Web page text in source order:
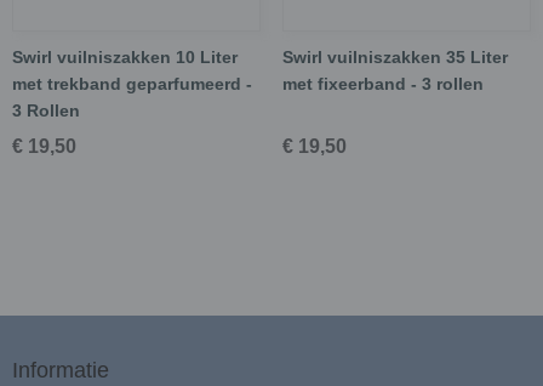
Swirl vuilniszakken 10 Liter
met trekband geparfumeerd -
3 Rollen
€ 19,50
Swirl vuilniszakken 35 Liter
met fixeerband - 3 rollen
€ 19,50
Informatie